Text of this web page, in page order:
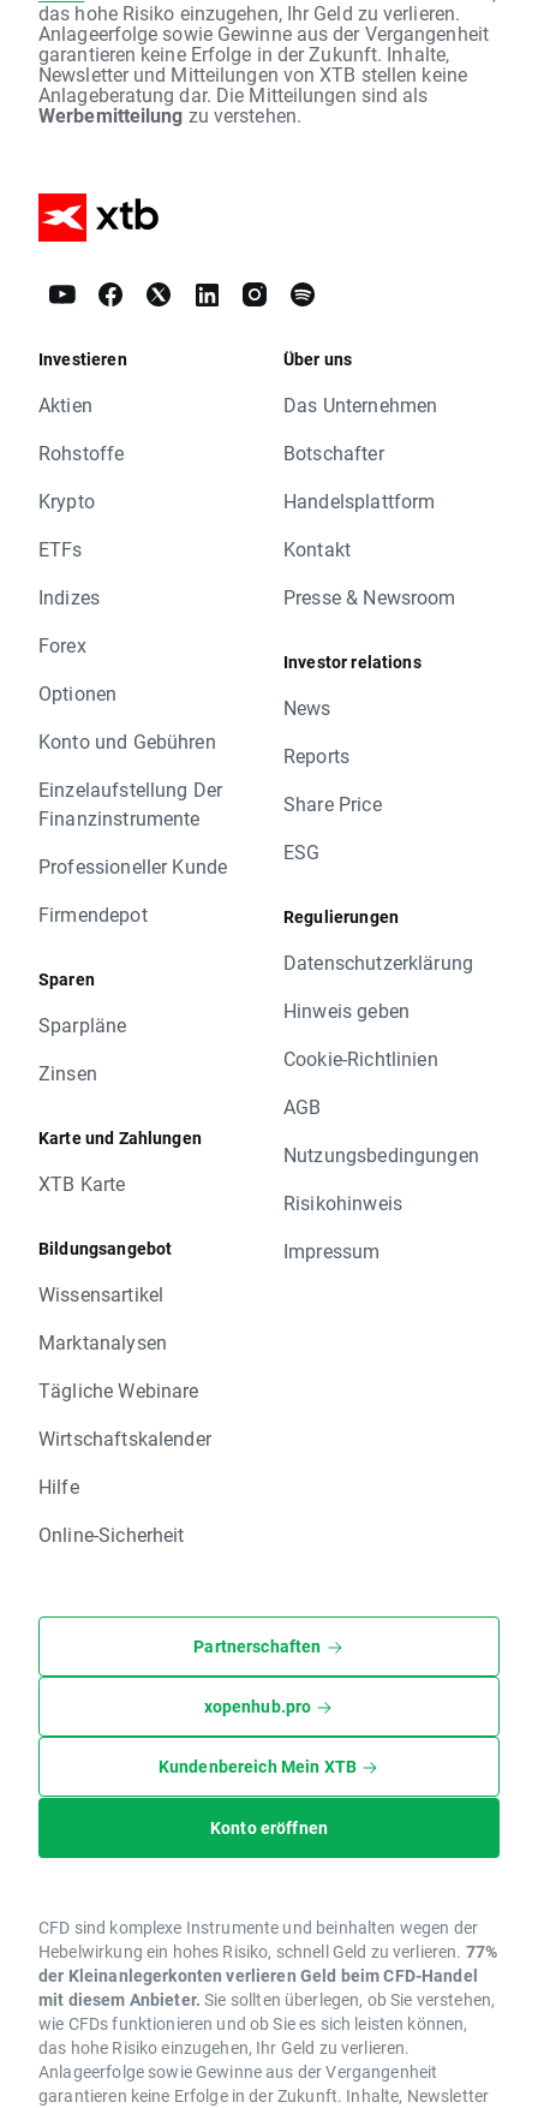
das hohe Risiko einzugehen, Ihr Geld zu verlieren.
Anlageerfolge sowie Gewinne aus der Vergangenheit
garantieren keine Erfolge in der Zukunft. Inhalte,
Newsletter und Mitteilungen von XTB stellen keine
Anlageberatung dar. Die Mitteilungen sind als
Werbemitteilung zu verstehen.
Investieren
Aktien
Rohstoffe
Krypto
ETFs
Indizes
Forex
Optionen
Konto und Gebühren
Einzelaufstellung Der
Finanzinstrumente
Professioneller Kunde
Firmendepot
Sparen
Sparpläne
Zinsen
Karte und Zahlungen
XTB Karte
Bildungsangebot
Wissensartikel
Marktanalysen
Tägliche Webinare
Wirtschaftskalender
Hilfe
Online-Sicherheit
Über uns
Das Unternehmen
Botschafter
Handelsplattform
Kontakt
Presse & Newsroom
Investor relations
News
Reports
Share Price
ESG
Regulierungen
Datenschutzerklärung
Hinweis geben
Cookie-Richtlinien
AGB
Nutzungsbedingungen
Risikohinweis
Impressum
Partnerschaften
xopenhub.pro
Kundenbereich Mein XTB
Konto eröffnen
CFD sind komplexe Instrumente und beinhalten wegen der
Hebelwirkung ein hohes Risiko, schnell Geld zu verlieren. 77%
der Kleinanlegerkonten verlieren Geld beim CFD-Handel
mit diesem Anbieter. Sie sollten überlegen, ob Sie verstehen,
wie CFDs funktionieren und ob Sie es sich leisten können,
das hohe Risiko einzugehen, Ihr Geld zu verlieren.
Anlageerfolge sowie Gewinne aus der Vergangenheit
garantieren keine Erfolge in der Zukunft. Inhalte, Newsletter